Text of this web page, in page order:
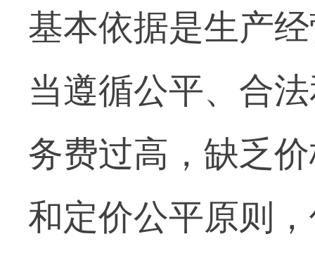
基本依据是生产
当遵循公平、合
务费过高，缺乏
和定价公平原则